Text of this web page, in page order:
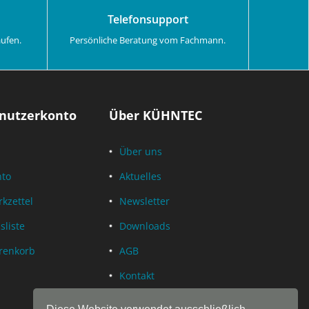
Telefonsupport
Persönliche Beratung vom Fachmann.
Über KÜHNTEC
Über uns
Aktuelles
Newsletter
Downloads
AGB
Kontakt